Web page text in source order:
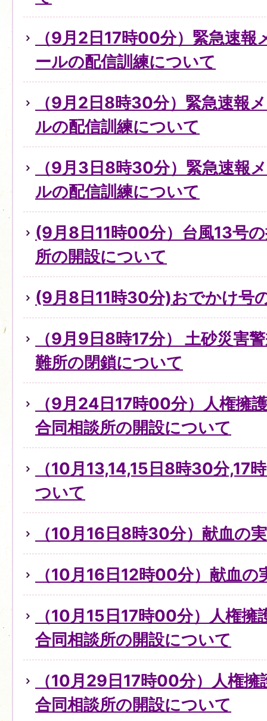
（9月2日17時00分）緊急速
ールの配信訓練について
（9月2日8時30分）緊急速報
ルの配信訓練について
（9月3日8時30分）緊急速報
ルの配信訓練について
(9月8日11時00分）台風13号
所の開設について
(9月8日11時30分)おでかけ号
（9月9日8時17分） 土砂災害
難所の閉鎖について
（9月24日17時00分）人権擁
合同相談所の開設について
（10月13,14,15日8時30分,17
ついて
（10月16日8時30分）献血の
（10月16日12時00分）献血の
（10月15日17時00分）人権擁
合同相談所の開設について
（10月29日17時00分）人権
合同相談所の開設について